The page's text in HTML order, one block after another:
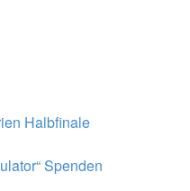
Halbfinale
Spenden